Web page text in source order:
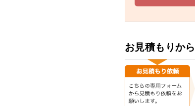
お見積もりか